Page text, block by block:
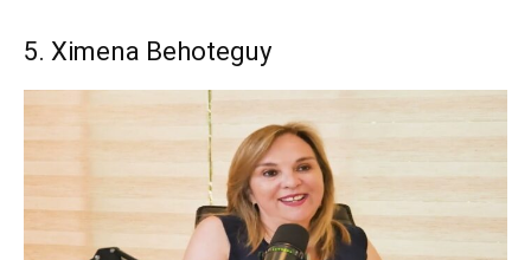
5. Ximena Behoteguy